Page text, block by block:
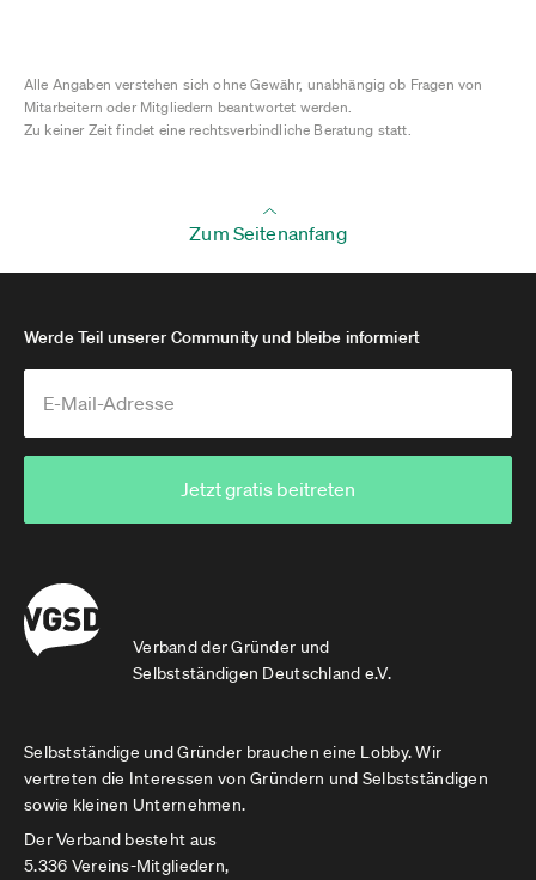
Alle Angaben verstehen sich ohne Gewähr, unabhängig ob Fragen von
Mitarbeitern oder Mitgliedern beantwortet werden.
Zu keiner Zeit findet eine rechtsverbindliche Beratung statt.
Zum Seitenanfang
Verband der Gründer und
Selbstständigen Deutschland e.V.
Werde Teil unserer Community und bleibe informiert
Jetzt gratis beitreten
Selbstständige und Gründer brauchen eine Lobby. Wir
vertreten die Interessen von Gründern und Selbstständigen
sowie kleinen Unternehmen.
Der Verband besteht aus
5.336 Vereins-Mitgliedern,